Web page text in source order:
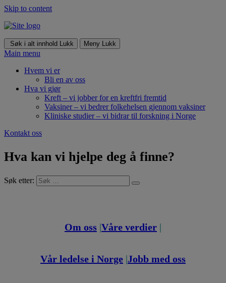
Skip to content
Søk i alt innhold Lukk Meny Lukk
Main menu
Hvem vi er
Bli en av oss
Hva vi gjør
Kreft – vi jobber for en kreftfri fremtid
Vaksiner – vi bedrer folkehelsen gjennom vaksiner
Kliniske studier – vi bidrar til forskning i Norge
Kontakt oss
Hva kan vi hjelpe deg å finne?
Søk etter:
Om oss |Våre verdier |
Vår ledelse i Norge |Jobb med oss